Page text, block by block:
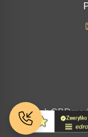
Copyrigh